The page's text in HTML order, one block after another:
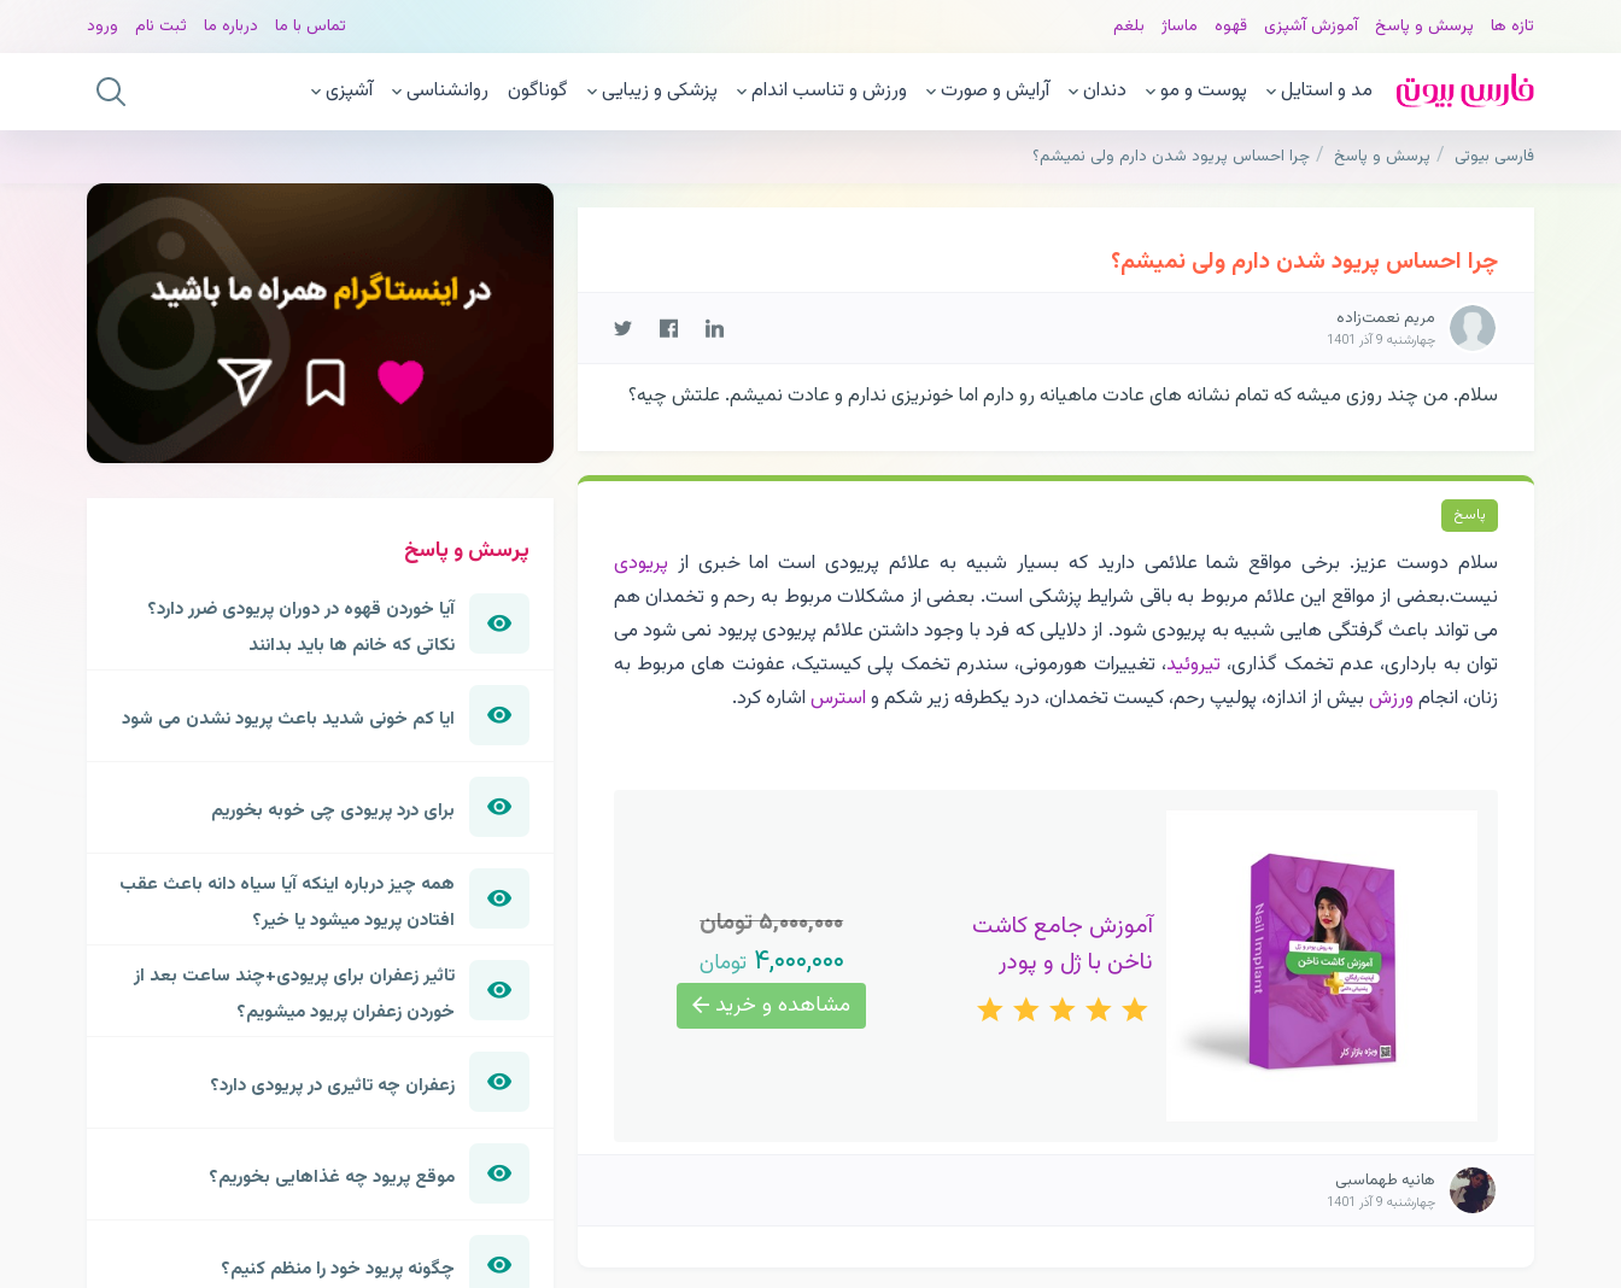
تازه ها پرسش و پاسخ آموزش آشپزی قهوه ماساژ بلغم تماس با ما درباره ما ثبت نام ورود
مد و استایل پوست و مو دندان آرایش و صورت ورزش و تناسب اندام پزشکی و زیبایی گوناگون روانشناسی آشپزی
فارسی بیوتی پرسش و پاسخ چرا احساس پریود شدن دارم ولی نمیشم؟
چرا احساس پریود شدن دارم ولی نمیشم؟
مریم نعمت‌زاده
چهارشنبه 9 آذر 1401
سلام. من چند روزی میشه که تمام نشانه های عادت ماهیانه رو دارم اما خونریزی ندارم و عادت نمیشم. علتش چیه؟
پاسخ
سلام دوست عزیز. برخی مواقع شما علائمی دارید که بسیار شبیه به علائم پریودی است اما خبری از پریودی
نیست.بعضی از مواقع این علائم مربوط به باقی شرایط پزشکی است. بعضی از مشکلات مربوط به رحم و تخمدان هم
می تواند باعث گرفتگی هایی شبیه به پریودی شود. از دلایلی که فرد با وجود داشتن علائم پریودی پریود نمی شود می
توان به بارداری، عدم تخمک گذاری، تیروئید، تغییرات هورمونی، سندرم تخمک پلی کیستیک، عفونت های مربوط به
زنان، انجامورزشبیش از اندازه، پولیپ رحم، کیست تخمدان، درد یکطرفه زیر شکم واسترساشاره کرد.
آموزش جامع کاشت
ناخن با ژل و پودر
۵,۰۰۰,۰۰۰ تومان
۴,۰۰۰,۰۰۰ تومان
مشاهده و خرید
هانیه طهماسبی
چهارشنبه 9 آذر 1401
پرسش و پاسخ
آیا خوردن قهوه در دوران پریودی ضرر دارد؟
نکاتی که خانم ها باید بدانند
ایا کم خونی شدید باعث پریود نشدن می شود
برای درد پریودی چی خوبه بخوریم
همه چیز درباره اینکه آیا سیاه دانه باعث عقب
افتادن پریود میشود یا خیر؟
تاثیر زعفران برای پریودی+چند ساعت بعد از
خوردن زعفران پریود میشویم؟
زعفران چه تاثیری در پریودی دارد؟
موقع پریود چه غذاهایی بخوریم؟
چگونه پریود خود را منظم کنیم؟